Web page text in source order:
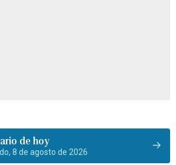
de hoy
8 de agosto de 2026